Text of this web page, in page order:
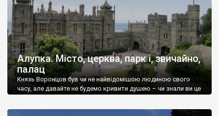
Алупка. Місто, церква, парк і, звичайно,
палац
Князь Воронцов був чи не найвідомішою людиною свого
часу, але давайте не будемо кривити душею – чи знали ви це